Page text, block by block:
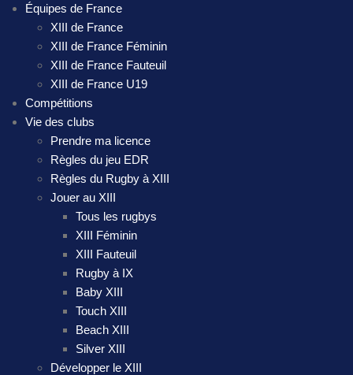
Équipes de France
XIII de France
XIII de France Féminin
XIII de France Fauteuil
XIII de France U19
Compétitions
Vie des clubs
Prendre ma licence
Règles du jeu EDR
Règles du Rugby à XIII
Jouer au XIII
Tous les rugbys
XIII Féminin
XIII Fauteuil
Rugby à IX
Baby XIII
Touch XIII
Beach XIII
Silver XIII
Développer le XIII